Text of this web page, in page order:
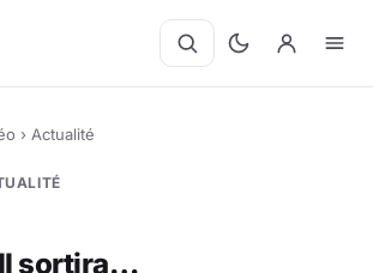
› Actualité
sortira…